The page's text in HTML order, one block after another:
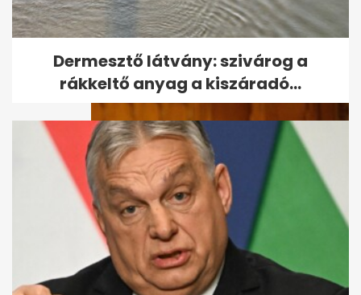
A kórházban kiderült: nem a
saját magzatával viselős, de
az...
Dermesztő látvány: szivárog a
rákkeltő anyag a kiszáradó...